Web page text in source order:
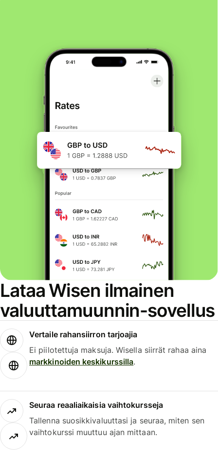
Lataa Wisen ilmainen
valuuttamuunnin-sovellus
Vertaile rahansiirron tarjoajia
Ei piilotettuja maksuja. Wisella siirrät rahaa aina
markkinoiden keskikurssilla.
Seuraa reaaliaikaisia vaihtokursseja
Tallenna suosikkivaluuttasi ja seuraa, miten sen
vaihtokurssi muuttuu ajan mittaan.